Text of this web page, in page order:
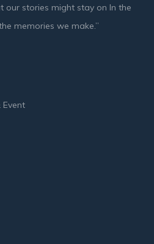
our stories might stay on In the
memories we make.”